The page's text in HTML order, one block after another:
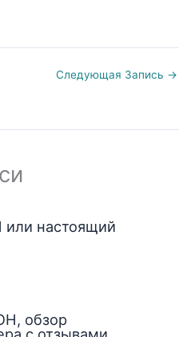
Следующая Запись →
настоящий
обзор